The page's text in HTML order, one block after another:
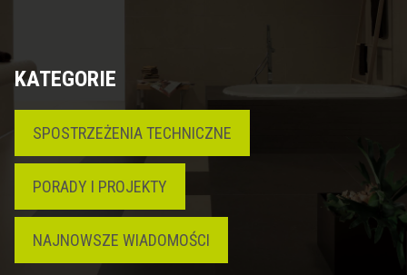
KATEGORIE
SPOSTRZEŻENIA TECHNICZNE
PORADY I PROJEKTY
NAJNOWSZE WIADOMOŚCI